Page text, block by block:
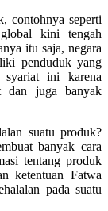
contohnya seperti
kini tengah
itu saja, negara
penduduk yang
syariat ini karena
dan juga banyak
suatu produk?
banyak cara
tentang produk
ketentuan Fatwa
pada suatu